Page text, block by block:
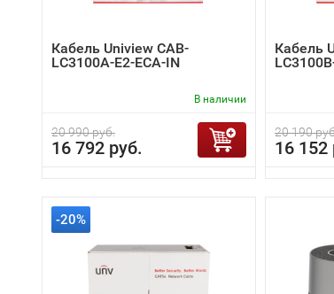
Кабель Uniview CAB-
LC3100A-E2-ECA-IN
В наличии
20 990 руб.
16 792 руб.
Кабель
20 190
16 152
-20%